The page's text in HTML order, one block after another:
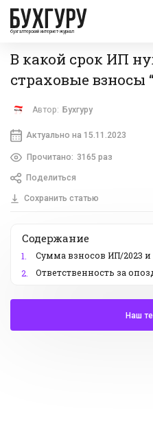
бухгалтерский интернет-журнал
В какой срок ИП
страховые взносы
Автор: Бухгуру
Актуально на 15.11.2023
Прочитано: 3165 раз
Поделиться
Сохранить статью
Содержание
1.
Сумма взносов ИП/2023 и
2.
Ответственность за
Наш